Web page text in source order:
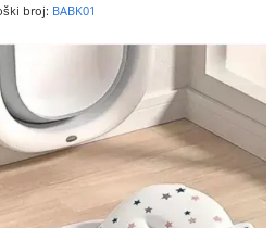
broj: BABK01